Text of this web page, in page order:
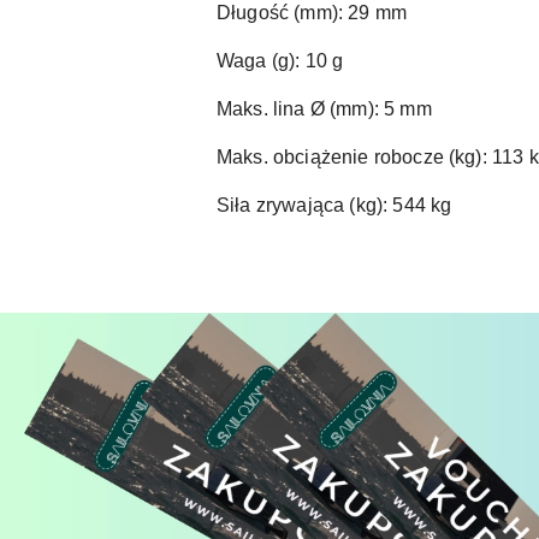
Długość (mm): 29 mm
Waga (g): 10 g
Maks. lina Ø (mm): 5 mm
Maks. obciążenie robocze (kg): 113
Siła zrywająca (kg): 544 kg